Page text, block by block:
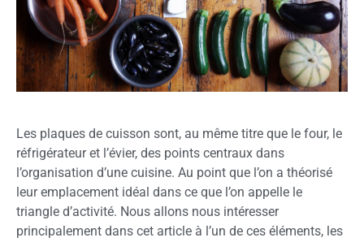
Les plaques de cuisson sont, au même titre que le four, le
réfrigérateur et l’évier, des points centraux dans
l’organisation d’une cuisine. Au point que l’on a théorisé
leur emplacement idéal dans ce que l’on appelle le
triangle d’activité. Nous allons nous intéresser
principalement dans cet article à l’un de ces éléments, les